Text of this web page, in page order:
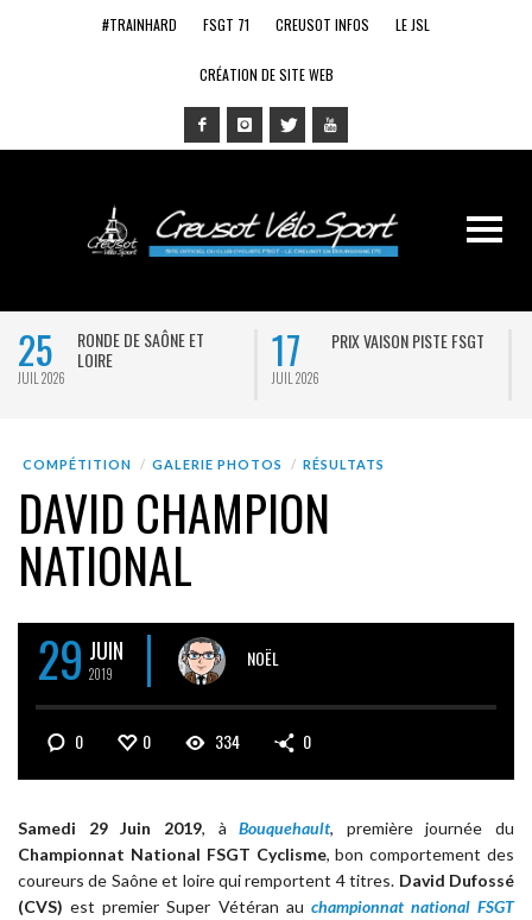
#TRAINHARD FSGT 71 CREUSOT INFOS LE JSL
CRÉATION DE SITE WEB
25
JUIL 2026
RONDE DE SAÔNE ET
LOIRE
17
JUIL 2026
PRIX VAISON PISTE FSGT
COMPÉTITION GALERIE PHOTOS RÉSULTATS
DAVID CHAMPION
NATIONAL
29 JUIN
2019
NOËL
0 0 334 0
Samedi 29 Juin 2019, àBouquehault, première journée du
Championnat National FSGT Cyclisme, bon comportement des
coureurs de Saône et loire qui remportent 4 titres. David Dufossé
(CVS) est premier Super Vétéran au championnat national FSGT